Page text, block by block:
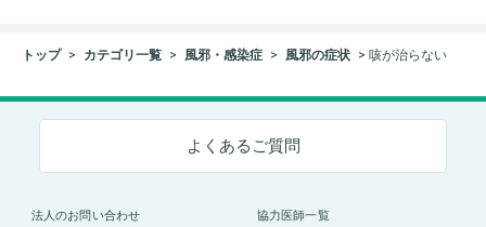
トップ カテゴリ一覧 風邪・感染症 風邪の症状 咳が治らない
よくあるご質問
法人のお問い合わせ 協力医師一覧